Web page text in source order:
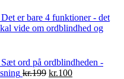
pris er bare 4 funktioner - det
vide om ordblindhed og
ord på ordblindheden -
kr.199 Den
kr.100Den